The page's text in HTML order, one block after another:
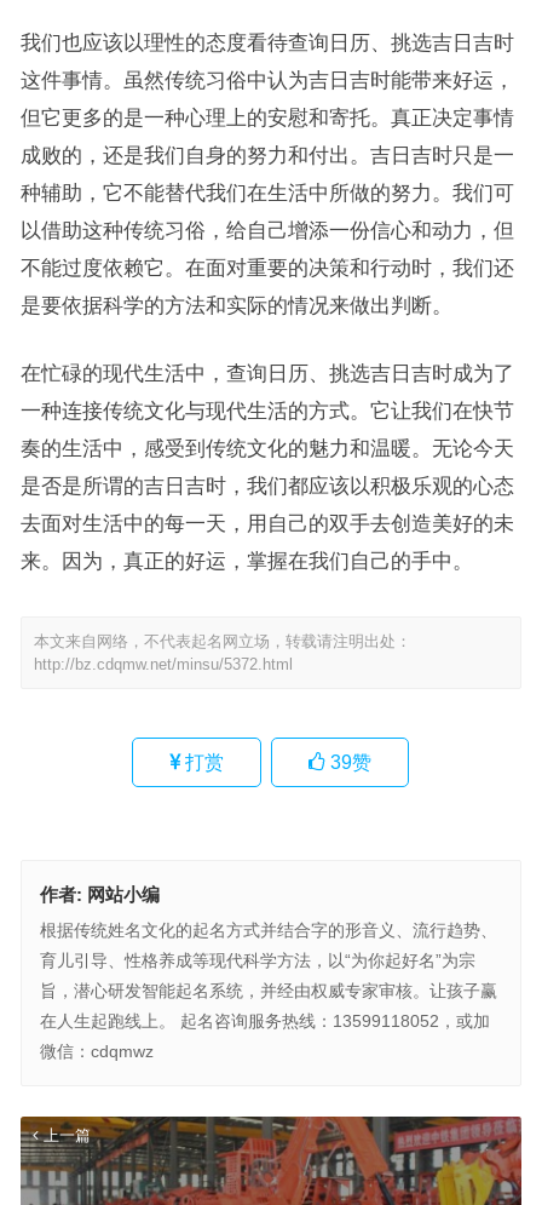
我们也应该以理性的态度看待查询日历、挑选吉日吉时
这件事情。虽然传统习俗中认为吉日吉时能带来好运，
但它更多的是一种心理上的安慰和寄托。真正决定事情
成败的，还是我们自身的努力和付出。吉日吉时只是一
种辅助，它不能替代我们在生活中所做的努力。我们可
以借助这种传统习俗，给自己增添一份信心和动力，但
不能过度依赖它。在面对重要的决策和行动时，我们还
是要依据科学的方法和实际的情况来做出判断。
在忙碌的现代生活中，查询日历、挑选吉日吉时成为了
一种连接传统文化与现代生活的方式。它让我们在快节
奏的生活中，感受到传统文化的魅力和温暖。无论今天
是否是所谓的吉日吉时，我们都应该以积极乐观的心态
去面对生活中的每一天，用自己的双手去创造美好的未
来。因为，真正的好运，掌握在我们自己的手中。
本文来自网络，不代表起名网立场，转载请注明出处：
http://bz.cdqmw.net/minsu/5372.html
打赏 39赞
作者: 网站小编
根据传统姓名文化的起名方式并结合字的形音义、流行趋势、
育儿引导、性格养成等现代科学方法，以“为你起好名”为宗
旨，潜心研发智能起名系统，并经由权威专家审核。让孩子赢
在人生起跑线上。 起名咨询服务热线：13599118052，或加
微信：cdqmwz
上一篇